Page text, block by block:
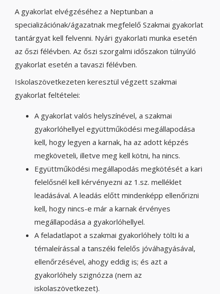
A gyakorlat elvégzéséhez a Neptunban a
specializációnak/ágazatnak megfelelő Szakmai gyakorlat
tantárgyat kell felvenni. Nyári gyakorlati munka esetén
az őszi félévben. Az őszi szorgalmi időszakon túlnyúló
gyakorlat esetén a tavaszi félévben.
Iskolaszövetkezeten keresztül végzett szakmai
gyakorlat feltételei:
A gyakorlat valós helyszínével, a szakmai
gyakorlóhellyel együttműködési megállapodása
kell, hogy legyen a karnak, ha az adott képzés
megköveteli, illetve meg kell kötni, ha nincs.
Együttműködési megállapodás megkötését a kari
felelősnél kell kérvényezni az 1.sz. melléklet
leadásával. A leadás előtt mindenképp ellenőrizni
kell, hogy nincs-e már a karnak érvényes
megállapodása a gyakorlóhellyel.
A feladatlapot a szakmai gyakorlóhely tölti ki a
témaleírással a tanszéki felelős jóváhagyásával,
ellenőrzésével, ahogy eddig is; és azt a
gyakorlóhely szignózza (nem az
iskolaszövetkezet).